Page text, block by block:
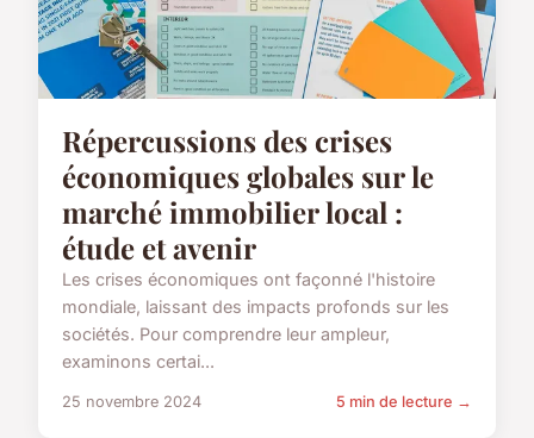
Répercussions des crises
économiques globales sur le
marché immobilier local :
étude et avenir
Les crises économiques ont façonné l'histoire
mondiale, laissant des impacts profonds sur les
sociétés. Pour comprendre leur ampleur,
examinons certai...
25 novembre 2024 5 min de lecture →